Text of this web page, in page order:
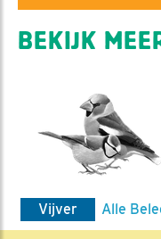
BEKIJK
Vijver Alle